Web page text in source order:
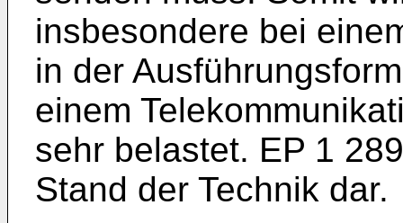
insbesondere bei
in der
einem
sehr belastet. EP 1
Stand der Technik dar.